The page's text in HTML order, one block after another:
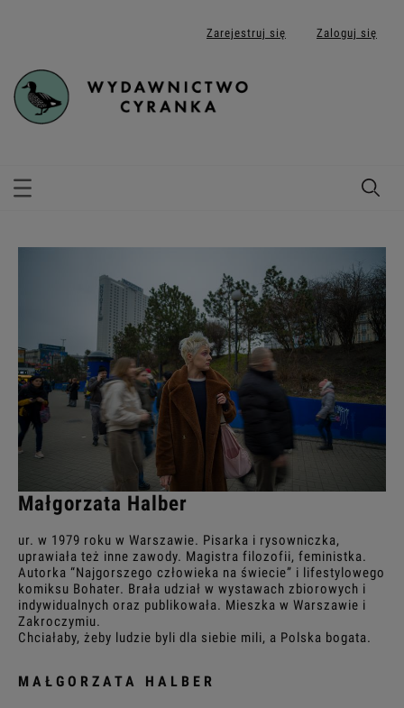
Zarejestruj się Zaloguj się
Małgorzata Halber
ur. w 1979 roku w Warszawie. Pisarka i rysowniczka,
uprawiała też inne zawody. Magistra filozofii, feministka.
Autorka “Najgorszego człowieka na świecie” i lifestylowego
komiksu Bohater. Brała udział w wystawach zbiorowych i
indywidualnych oraz publikowała. Mieszka w Warszawie i
Zakroczymiu.
Chciałaby, żeby ludzie byli dla siebie mili, a Polska bogata.
MAŁGORZATA HALBER